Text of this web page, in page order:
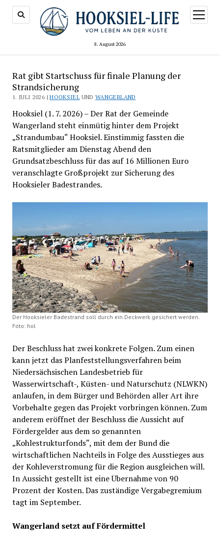
8. August 2026
Menü
öffnen
Rat gibt Startschuss für finale Planung der
Strandsicherung
1. JULI 2026 |HOOKSIEL UND WANGERLAND
Hooksiel (1. 7. 2026) – Der Rat der Gemeinde
Wangerland steht einmütig hinter dem Projekt
„Strandumbau“ Hooksiel. Einstimmig fassten die
Ratsmitglieder am Dienstag Abend den
Grundsatzbeschluss für das auf 16 Millionen Euro
veranschlagte Großprojekt zur Sicherung des
Hooksieler Badestrandes.
Der Hooksieler Badestrand soll durch ein Deckwerk gesichert werden.
Foto: hol
Der Beschluss hat zwei konkrete Folgen. Zum einen
kann jetzt das Planfeststellungsverfahren beim
Niedersächsischen Landesbetrieb für
Wasserwirtschaft-, Küsten- und Naturschutz (NLWKN)
anlaufen, in dem Bürger und Behörden aller Art ihre
Vorbehalte gegen das Projekt vorbringen können. Zum
anderem eröffnet der Beschluss die Aussicht auf
Fördergelder aus dem so genannten
„Kohlestrukturfonds“, mit dem der Bund die
wirtschaftlichen Nachteils in Folge des Ausstieges aus
der Kohleverstromung für die Region ausgleichen will.
In Aussicht gestellt ist eine Übernahme von 90
Prozent der Kosten. Das zuständige Vergabegremium
tagt im September.
Wangerland setzt auf Fördermittel